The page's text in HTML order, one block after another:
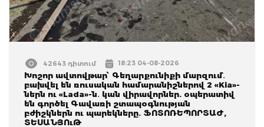
42643 դիտում 18:23 04-08-2026
Խոշոր ավտովթար՝ Գեղարքունիքի մարզում․
բախվել են ռուսական համարանիշներով 2 «Kia»-
ներն ու «Lada»-ն․ կան վիրավորներ. օպերատիվ
են գործել Գավառի շտապօգնության
բժիշկներն ու պարեկները. ՖՈՏՈՌԵՊՈՐՏԱԺ,
ՏԵՍԱՆՅՈւԹ